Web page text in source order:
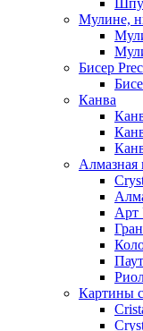
Мулине,
Бисер
Канва
Алмазная
Арт
Картины